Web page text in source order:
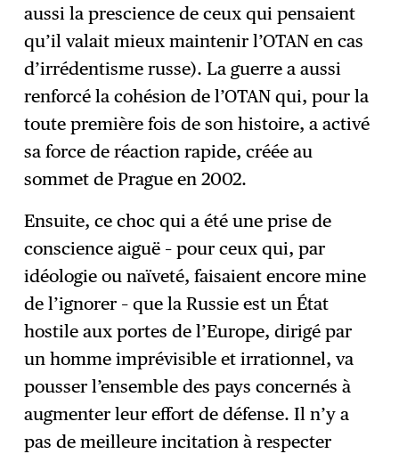
aussi la prescience de ceux qui pensaient
qu’il valait mieux maintenir l’OTAN en cas
d’irrédentisme russe). La guerre a aussi
renforcé la cohésion de l’OTAN qui, pour la
toute première fois de son histoire, a activé
sa force de réaction rapide, créée au
sommet de Prague en 2002.
Ensuite, ce choc qui a été une prise de
conscience aiguë – pour ceux qui, par
idéologie ou naïveté, faisaient encore mine
de l’ignorer – que la Russie est un État
hostile aux portes de l’Europe, dirigé par
un homme imprévisible et irrationnel, va
pousser l’ensemble des pays concernés à
augmenter leur effort de défense. Il n’y a
pas de meilleure incitation à respecter